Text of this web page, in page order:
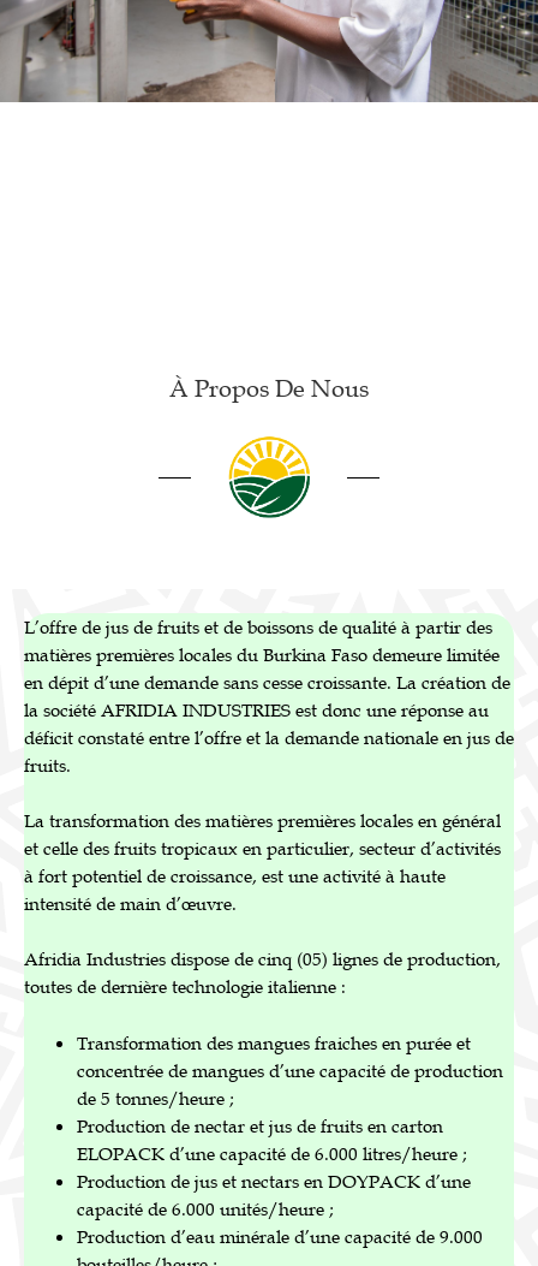
À Propos De Nous
L’offre de jus de fruits et de boissons de qualité à partir des
matières premières locales du Burkina Faso demeure limitée
en dépit d’une demande sans cesse croissante. La création de
la société AFRIDIA INDUSTRIES est donc une réponse au
déficit constaté entre l’offre et la demande nationale en jus de
fruits.
La transformation des matières premières locales en général
et celle des fruits tropicaux en particulier, secteur d’activités
à fort potentiel de croissance, est une activité à haute
intensité de main d’œuvre.
Afridia Industries dispose de cinq (05) lignes de production,
toutes de dernière technologie italienne :
Transformation des mangues fraiches en purée et
concentrée de mangues d’une capacité de production
de 5 tonnes/heure ;
Production de nectar et jus de fruits en carton
ELOPACK d’une capacité de 6.000 litres/heure ;
Production de jus et nectars en DOYPACK d’une
capacité de 6.000 unités/heure ;
Production d’eau minérale d’une capacité de 9.000